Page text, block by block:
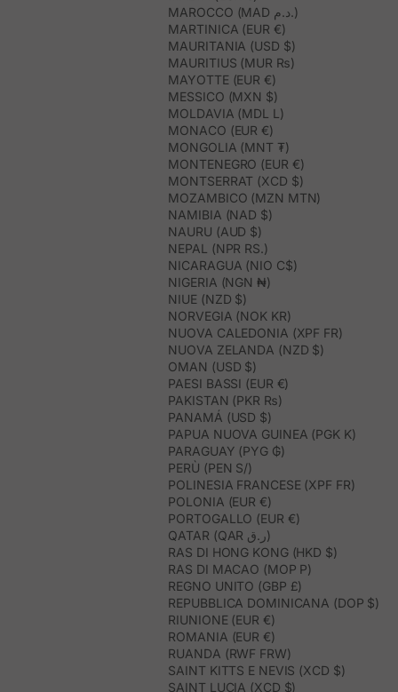
MAROCCO (MAD د.م.)
MARTINICA (EUR €)
MAURITANIA (USD $)
MAURITIUS (MUR ₨)
MAYOTTE (EUR €)
MESSICO (MXN $)
MOLDAVIA (MDL L)
MONACO (EUR €)
MONGOLIA (MNT ₮)
MONTENEGRO (EUR €)
MONTSERRAT (XCD $)
MOZAMBICO (MZN MTN)
NAMIBIA (NAD $)
NAURU (AUD $)
NEPAL (NPR RS.)
NICARAGUA (NIO C$)
NIGERIA (NGN ₦)
NIUE (NZD $)
NORVEGIA (NOK KR)
NUOVA CALEDONIA (XPF FR)
NUOVA ZELANDA (NZD $)
OMAN (USD $)
PAESI BASSI (EUR €)
PAKISTAN (PKR ₨)
PANAMÁ (USD $)
PAPUA NUOVA GUINEA (PGK K)
PARAGUAY (PYG ₲)
PERÙ (PEN S/)
POLINESIA FRANCESE (XPF FR)
POLONIA (EUR €)
PORTOGALLO (EUR €)
QATAR (QAR ر.ق)
RAS DI HONG KONG (HKD $)
RAS DI MACAO (MOP P)
REGNO UNITO (GBP £)
REPUBBLICA DOMINICANA (DOP $)
RIUNIONE (EUR €)
ROMANIA (EUR €)
RUANDA (RWF FRW)
SAINT KITTS E NEVIS (XCD $)
SAINT LUCIA (XCD $)